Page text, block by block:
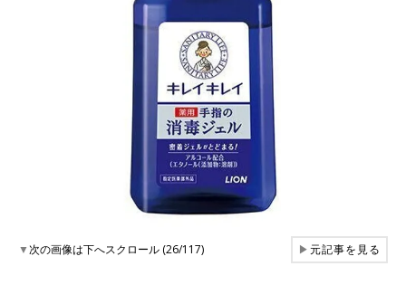
▼次の画像は下へスクロール (26/117) ▶元記事を見る